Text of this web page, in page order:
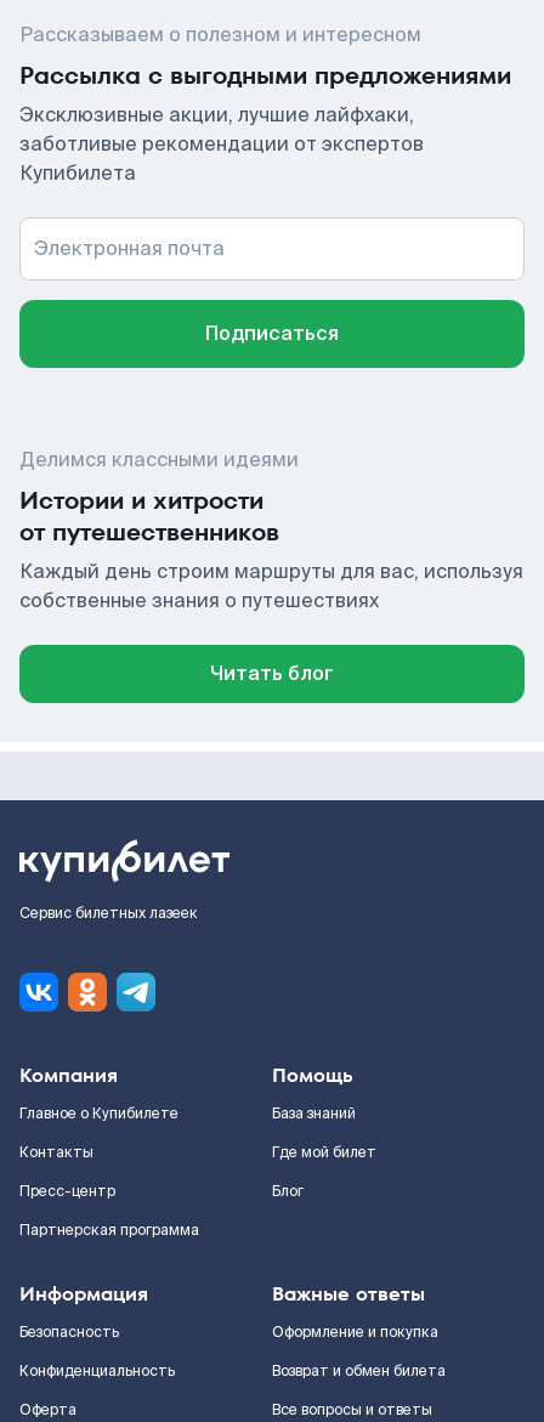
Рассказываем о полезном и интересном
Рассылка с выгодными предложениями
Эксклюзивные акции, лучшие лайфхаки,
заботливые рекомендации от экспертов
Купибилета
Электронная почта
Подписаться
Делимся классными идеями
Истории и хитрости
от путешественников
Каждый день строим маршруты для вас, используя
собственные знания о путешествиях
Читать блог
Сервис билетных лазеек
Компания
Главное о Купибилете
Контакты
Пресс-центр
Партнерская программа
Помощь
База знаний
Где мой билет
Блог
Информация
Безопасность
Конфиденциальность
Оферта
Важные ответы
Оформление и покупка
Возврат и обмен билета
Все вопросы и ответы